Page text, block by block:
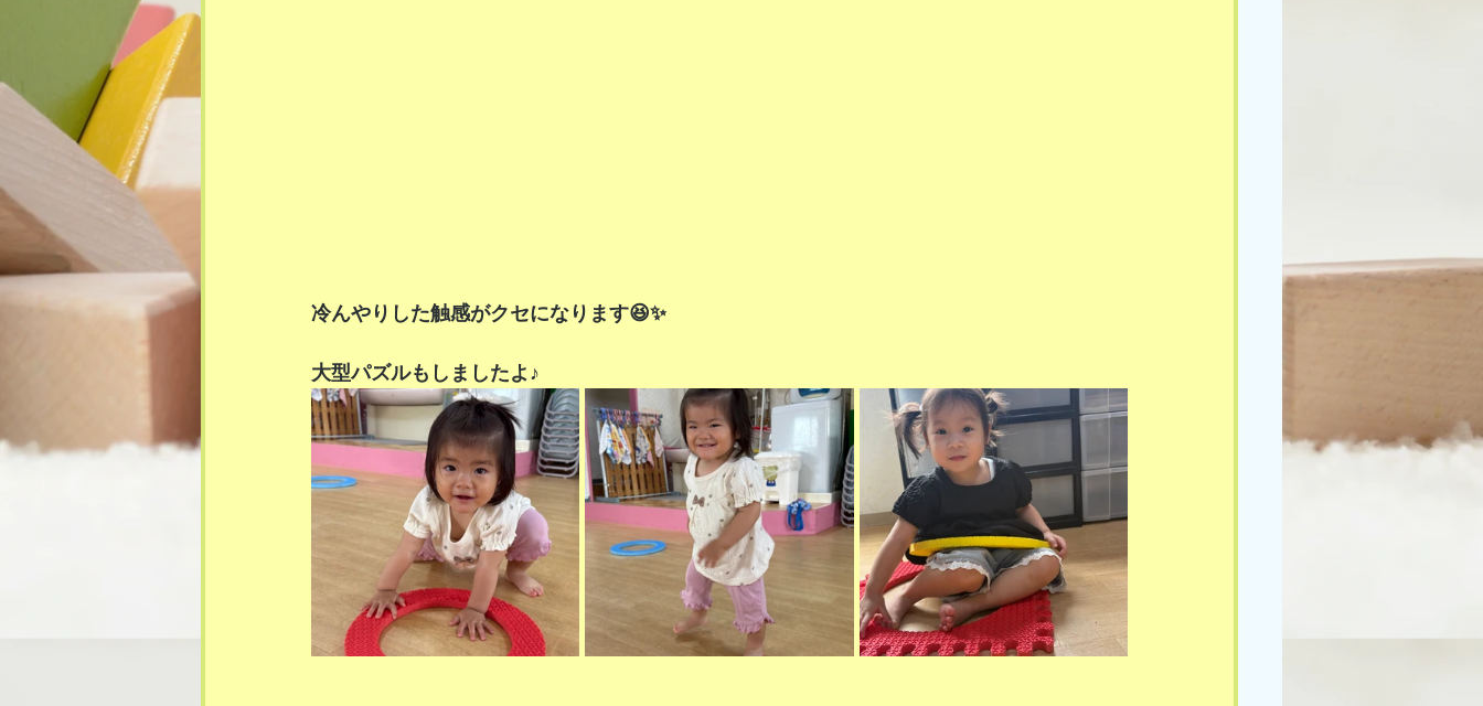
冷んやりした触感がクセになります😆✨
大型パズルもしましたよ♪